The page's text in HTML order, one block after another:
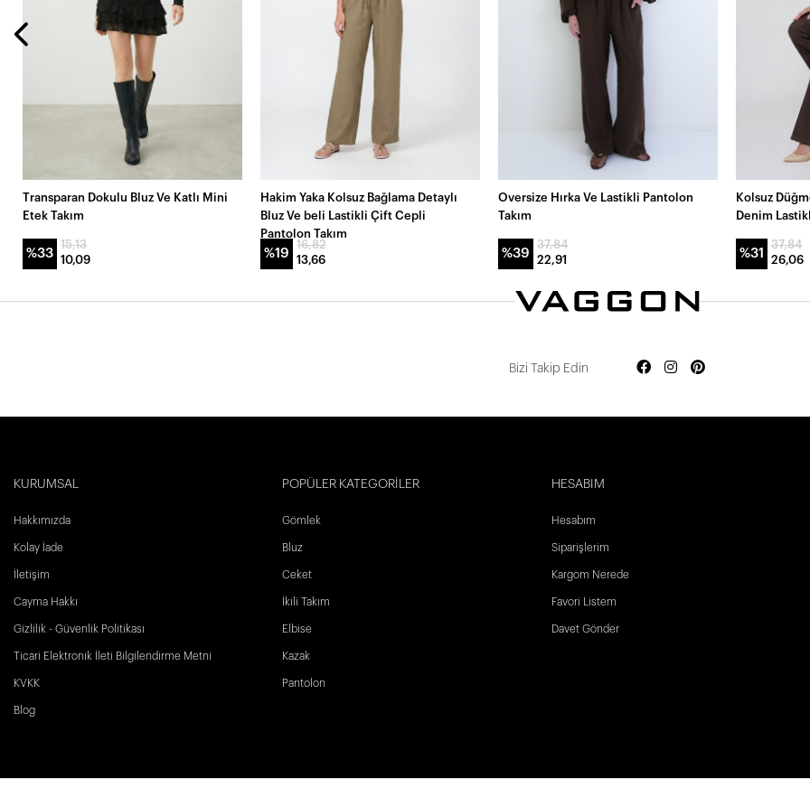
Transparan Dokulu Bluz Ve Katlı Mini
Etek Takım
%33
15,13
10,09
Hakim Yaka Kolsuz Bağlama Detaylı
Bluz Ve beli Lastikli Çift Cepli
Pantolon Takım
%19
16,82
13,66
Oversize Hırka Ve Lastikli Pantolon
Takım
%39
37,84
22,91
Kolsuz
Denim
%31
37,84
26,06
Bizi Takip Edin
KURUMSAL
Hakkımızda
Kolay İade
İletişim
Cayma Hakkı
Gizlilik - Güvenlik Politikası
Ticari Elektronik İleti Bilgilendirme Metni
KVKK
Blog
POPÜLER KATEGORİLER
Gömlek
Bluz
Ceket
İkili Takım
Elbise
Kazak
Pantolon
HESABIM
Hesabım
Siparişlerim
Kargom Nerede
Favori Listem
Davet Gönder